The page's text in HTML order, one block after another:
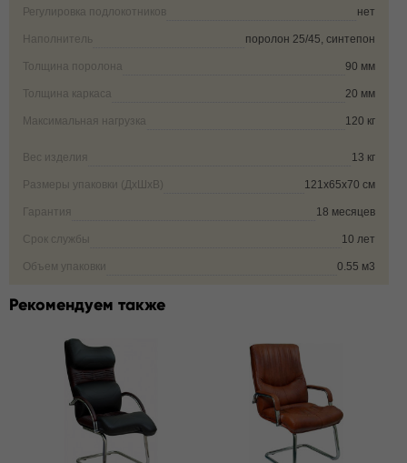
Регулировка подлокотников нет
Наполнитель поролон 25/45, синтепон
Толщина поролона 90 мм
Толщина каркаса 20 мм
Максимальная нагрузка 120 кг
Вес изделия 13 кг
Размеры упаковки (ДxШxВ) 121х65х70 см
Гарантия 18 месяцев
Срок службы 10 лет
Объем упаковки 0.55 м3
Рекомендуем также